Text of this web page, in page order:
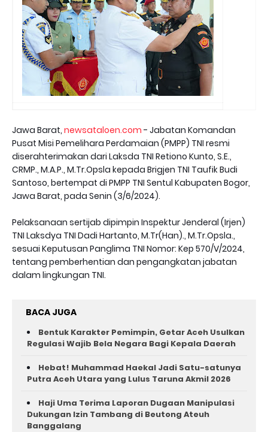
Jawa Barat, newsataloen.com - Jabatan Komandan
Pusat Misi Pemelihara Perdamaian (PMPP) TNI resmi
diserahterimakan dari Laksda TNI Retiono Kunto, S.E.,
CRMP., M.A.P., M.Tr.Opsla kepada Brigjen TNI Taufik Budi
Santoso, bertempat di PMPP TNI Sentul Kabupaten Bogor,
Jawa Barat, pada Senin (3/6/2024).
Pelaksanaan sertijab dipimpin Inspektur Jenderal (Irjen)
TNI Laksdya TNI Dadi Hartanto, M.Tr(Han)., M.Tr.Opsla.,
sesuai Keputusan Panglima TNI Nomor: Kep 570/V/2024,
tentang pemberhentian dan pengangkatan jabatan
dalam lingkungan TNI.
BACA JUGA
Bentuk Karakter Pemimpin, Getar Aceh Usulkan
Regulasi Wajib Bela Negara Bagi Kepala Daerah
Hebat! Muhammad Haekal Jadi Satu-satunya
Putra Aceh Utara yang Lulus Taruna Akmil 2026
Haji Uma Terima Laporan Dugaan Manipulasi
Dukungan Izin Tambang di Beutong Ateuh
Banggalang